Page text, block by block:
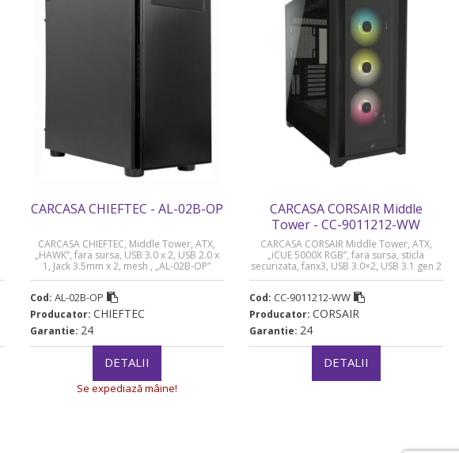
CARCASA CHIEFTEC - AL-02B-OP
CARCASA CHIEFTEC, Middle Tower, ATX,
„HAWK”, fara sursa, USB 3.0 x 2, USB 2.0 x
1, Jack 3.5mm x 2, mesh , „AL-02B-OP”
Cod: AL-02B-OP
Producator: CHIEFTEC
Garantie: 24
DETALII
Se expediază mâine!
CARCASA CORSAIR Middle
Tower - CC-9011212-WW
CARCASA CORSAIR Middle Tower, ATX,
„iCUE 5000X RGB”, fara sursa, sticla
securizata, fanx3, USB 3.0×2, USB 3.1 gen 2
Type-Cx1,Jack 3.5 mmx1,mesh, fan ctr,
0.24 lei)
Cod: CC-9011212-WW
Producator: CORSAIR
Garantie: 24
DETALII